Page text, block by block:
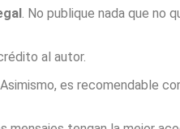
. No publique nada que no
al autor.
es recomendable